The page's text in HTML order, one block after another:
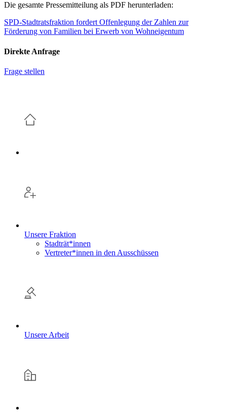
Die gesamte Pressemitteilung als PDF herunterladen:
SPD-Stadtratsfraktion fordert Offenlegung der Zahlen zur
Förderung von Familien bei Erwerb von Wohneigentum
Direkte Anfrage
Frage stellen
Unsere Fraktion
Stadträt*innen
Vertreter*innen in den Ausschüssen
Unsere Arbeit